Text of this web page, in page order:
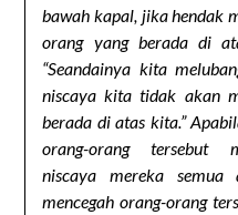
bawah kapal, jika hendak
orang yang berada di
“Seandainya kita
niscaya kita tidak akan
berada di atas kita.”
orang-orang tersebut
niscaya mereka
mencegah orang-orang